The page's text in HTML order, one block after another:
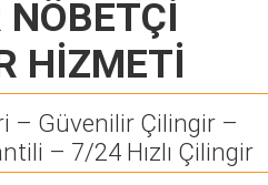
NÖBETÇİ
HİZMETİ
– Güvenilir Çilingir –
– 7/24 Hızlı Çilingir